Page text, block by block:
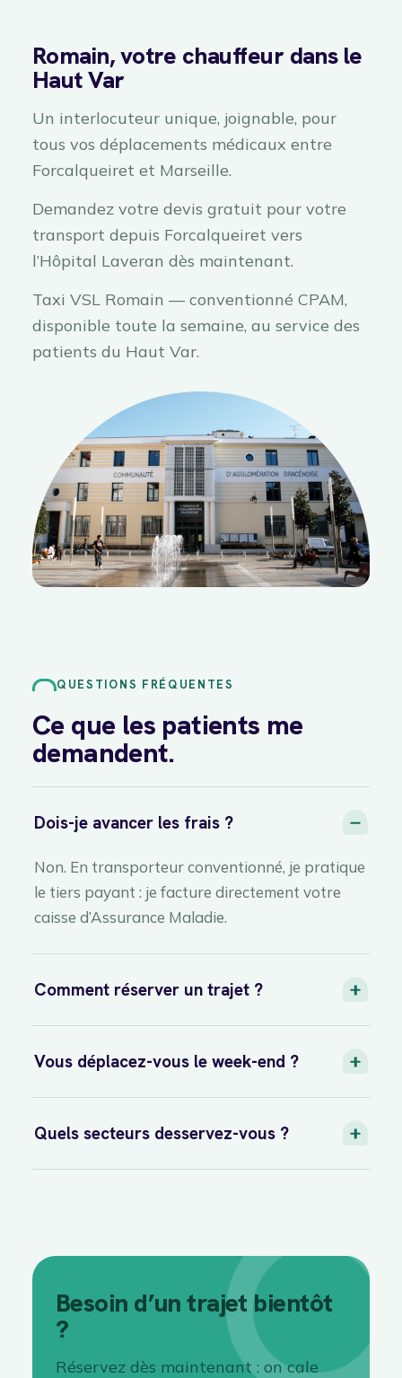
Romain, votre chauffeur dans le
Haut Var
Un interlocuteur unique, joignable, pour
tous vos déplacements médicaux entre
Forcalqueiret et Marseille.
Demandez votre devis gratuit pour votre
transport depuis Forcalqueiret vers
l’Hôpital Laveran dès maintenant.
Taxi VSL Romain — conventionné CPAM,
disponible toute la semaine, au service des
patients du Haut Var.
QUESTIONS FRÉQUENTES
Ce que les patients me
demandent.
Dois-je avancer les frais ?
Non. En transporteur conventionné, je pratique
le tiers payant : je facture directement votre
caisse d’Assurance Maladie.
Comment réserver un trajet ?
Vous déplacez-vous le week-end ?
Quels secteurs desservez-vous ?
Besoin d’un trajet bientôt
?
Réservez dès maintenant : on cale